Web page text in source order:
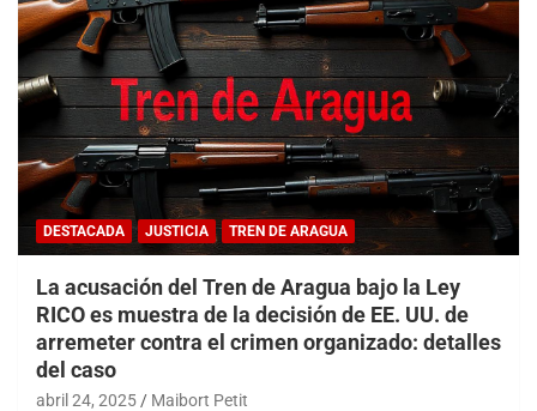
DESTACADA JUSTICIA TREN DE ARAGUA
La acusación del Tren de Aragua bajo la Ley
RICO es muestra de la decisión de EE. UU. de
arremeter contra el crimen organizado: detalles
del caso
abril 24, 2025 Maibort Petit